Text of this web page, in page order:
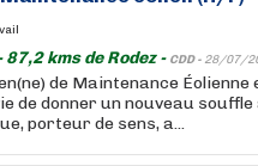
kms de Rodez - CDD - 28/07/
de Maintenance
de donner un nouveau
porteur de sens, a...